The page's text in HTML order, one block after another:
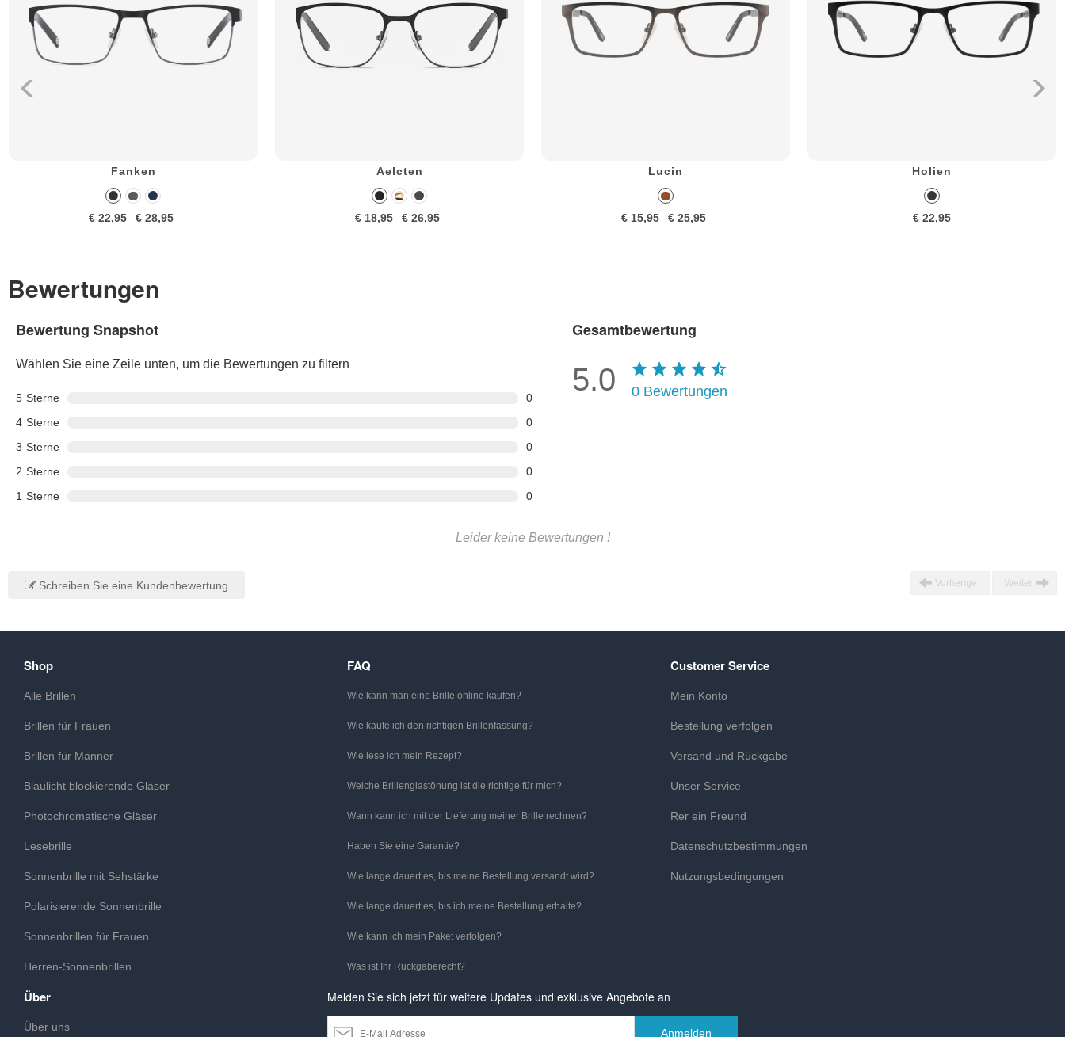
Fanken
€ 22,95 € 28,95
Aelcten
€ 18,95 € 26,95
Lucin
€ 15,95 € 25,95
Holien
€ 22,95
Bewertungen
Bewertung Snapshot
Wählen Sie eine Zeile unten, um die Bewertungen zu filtern
5 Sterne
0
4 Sterne
0
3 Sterne
0
2 Sterne
0
1 Sterne 0
Gesamtbewertung
5.0 0 Bewertungen
Leider keine Bewertungen !
Schreiben Sie eine Kundenbewertung Vorherige Weiter
Shop
Alle Brillen
Brillen für Frauen
Brillen für Männer
Blaulicht blockierende Gläser
Photochromatische Gläser
Lesebrille
Sonnenbrille mit Sehstärke
Polarisierende Sonnenbrille
Sonnenbrillen für Frauen
Herren-Sonnenbrillen
FAQ
Wie kann man eine Brille online kaufen?
Wie kaufe ich den richtigen Brillenfassung?
Wie lese ich mein Rezept?
Welche Brillenglastönung ist die richtige für mich?
Wann kann ich mit der Lieferung meiner Brille rechnen?
Haben Sie eine Garantie?
Wie lange dauert es, bis meine Bestellung versandt wird?
Wie lange dauert es, bis ich meine Bestellung erhalte?
Wie kann ich mein Paket verfolgen?
Was ist Ihr Rückgaberecht?
Customer Service
Mein Konto
Bestellung verfolgen
Versand und Rückgabe
Unser Service
Rer ein Freund
Datenschutzbestimmungen
Nutzungsbedingungen
Über
Über uns
Melden Sie sich jetzt für weitere Updates und exklusive Angebote an
Anmelden